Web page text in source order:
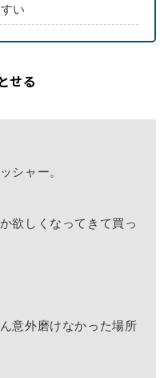
い
せる
シャー。
欲しくなってきて買っ
意外磨けなかった場所